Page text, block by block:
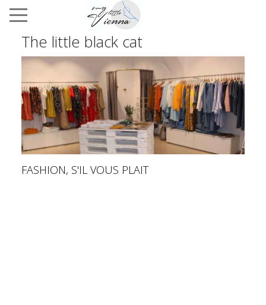
The little black cat
FASHION, S'IL VOUS PLAIT